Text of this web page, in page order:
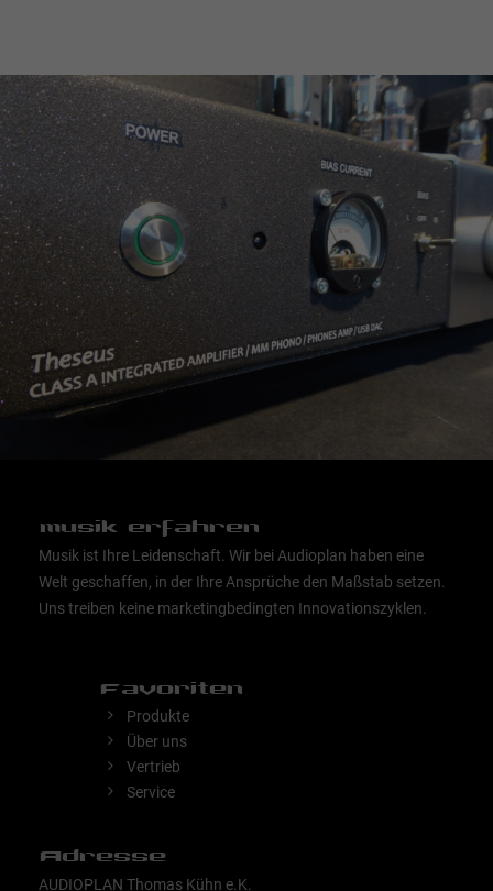
musik erfahren
Musik ist Ihre Leidenschaft. Wir bei Audioplan haben eine
Welt geschaffen, in der Ihre Ansprüche den Maßstab setzen.
Uns treiben keine marketingbedingten Innovationszyklen.
Favoriten
Produkte
Über uns
Vertrieb
Service
Adresse
AUDIOPLAN Thomas Kühn e.K.